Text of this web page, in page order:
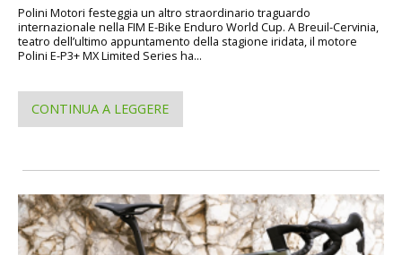
Polini Motori festeggia un altro straordinario traguardo
internazionale nella FIM E-Bike Enduro World Cup. A Breuil-Cervinia,
teatro dell’ultimo appuntamento della stagione iridata, il motore
Polini E-P3+ MX Limited Series ha...
CONTINUA A LEGGERE